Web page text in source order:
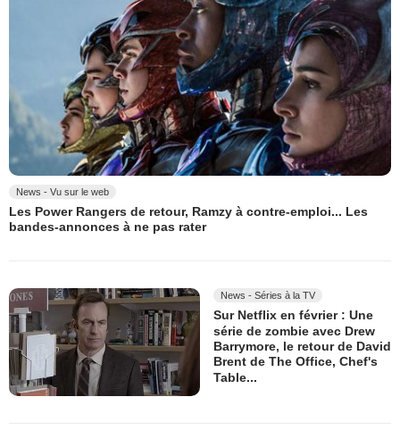
News - Vu sur le web
Les Power Rangers de retour, Ramzy à contre-emploi... Les
bandes-annonces à ne pas rater
News - Séries à la TV
Sur Netflix en février : Une
série de zombie avec Drew
Barrymore, le retour de David
Brent de The Office, Chef's
Table...